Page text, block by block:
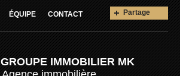
ÉQUIPE CONTACT Partage
GROUPE IMMOBILIER MK